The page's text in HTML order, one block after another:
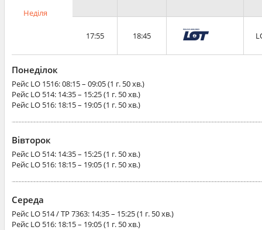
Неділя
17:55 18:45
Понеділок
Рейс LO 1516: 08:15 – 09:05 (1 г. 50 хв.)
Рейс LO 514: 14:35 – 15:25 (1 г. 50 хв.)
Рейс LO 516: 18:15 – 19:05 (1 г. 50 хв.)
Вівторок
Рейс LO 514: 14:35 – 15:25 (1 г. 50 хв.)
Рейс LO 516: 18:15 – 19:05 (1 г. 50 хв.)
Середа
Рейс LO 514 / TP 7363: 14:35 – 15:25 (1 г. 50 хв.)
Рейс LO 516: 18:15 – 19:05 (1 г. 50 хв.)